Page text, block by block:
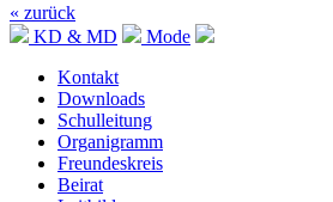
« zurück
KD & MD
Mode
Kontakt
Downloads
Schulleitung
Organigramm
Freundeskreis
Beirat